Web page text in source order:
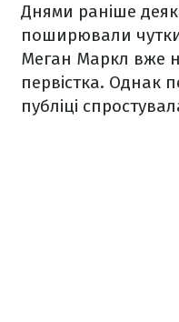
Днями раніше
поширювали
Меган Маркл вже
первістка. Однак
публіці